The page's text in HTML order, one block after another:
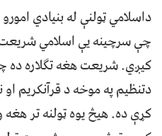
داسلامي ټولنې له بنيادي
چې سرچينه يې اسلامي
کيږي. شریعت هغه تګلاره ده
دتنظيم په موخه د قرآنکریم
کړې ده. هیڅ یوه ټولنه تر هغه